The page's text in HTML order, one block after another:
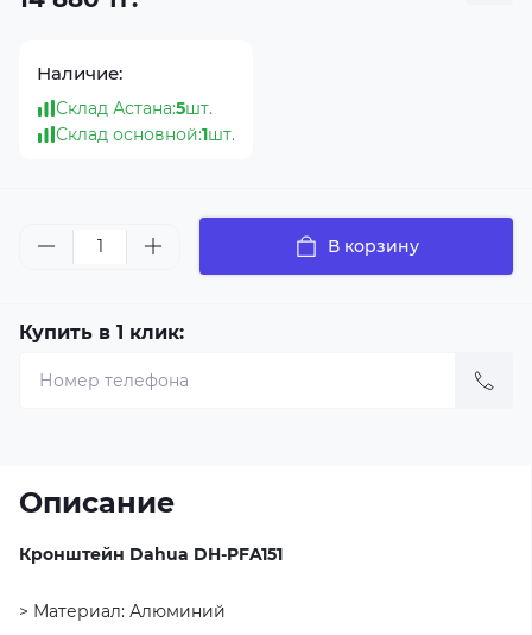
Наличие:
Склад Астана:5шт.
Склад основной:1шт.
В корзину
Купить в 1 клик:
Описание
Кронштейн Dahua DH-PFA151
> Материал: Алюминий